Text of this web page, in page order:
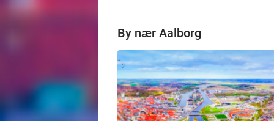
By nær Aalborg